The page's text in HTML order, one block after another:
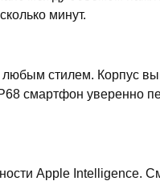
минут.
стилем. Корпус
смартфон уверенно
Apple Intelligence.